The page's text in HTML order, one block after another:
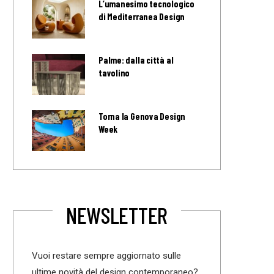
L’umanesimo tecnologico
di Mediterranea Design
Palme: dalla città al
tavolino
Torna la Genova Design
Week
NEWSLETTER
Vuoi restare sempre aggiornato sulle